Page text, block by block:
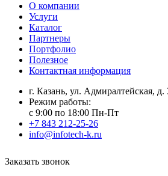
О компании
Услуги
Каталог
Партнеры
Портфолио
Полезное
Контактная информация
г. Казань, ул. Адмиралтейская, д.
Режим работы:
с 9:00 по 18:00 Пн-Пт
+7 843 212-25-26
info@infotech-k.ru
Заказать звонок